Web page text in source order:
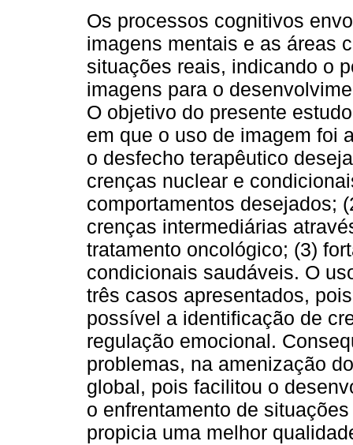
Os processos cognitivos
imagens mentais e as áreas
situações reais, indicando o
imagens para o
O objetivo do presente
em que o uso de imagem foi
o desfecho terapêutico
crenças nuclear e
comportamentos desejados;
crenças intermediárias
tratamento oncológico; (3)
condicionais saudáveis. O
três casos apresentados,
possível a identificação de
regulação emocional.
problemas, na amenização
global, pois facilitou o
o enfrentamento de
propicia uma melhor